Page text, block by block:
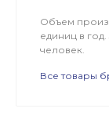
Объем
единиц в
человек.
Все товары